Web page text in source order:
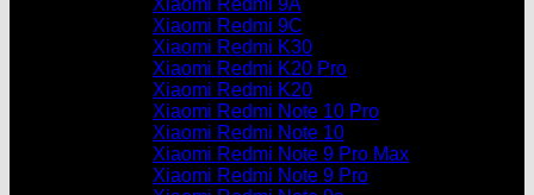
Xiaomi Redmi 9A
Xiaomi Redmi 9C
Xiaomi Redmi K30
Xiaomi Redmi K20 Pro
Xiaomi Redmi K20
Xiaomi Redmi Note 10 Pro
Xiaomi Redmi Note 10
Xiaomi Redmi Note 9 Pro Max
Xiaomi Redmi Note 9 Pro